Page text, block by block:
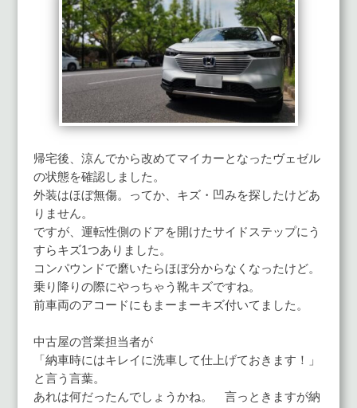
帰宅後、涼んでから改めてマイカーとなったヴェゼル
の状態を確認しました。
外装はほぼ無傷。ってか、キズ・凹みを探したけどあ
りません。
ですが、運転性側のドアを開けたサイドステップにう
すらキズ1つありました。
コンパウンドで磨いたらほぼ分からなくなったけど。
乗り降りの際にやっちゃう靴キズですね。
前車両のアコードにもまーまーキズ付いてました。
中古屋の営業担当者が
「納車時にはキレイに洗車して仕上げておきます！」
と言う言葉。
あれは何だったんでしょうかね。 言っときますが納